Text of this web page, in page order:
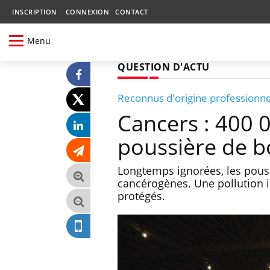
INSCRIPTION CONNEXION CONTACT
Menu
QUESTION D'ACTU
Reconnus d'origine
Cancers : 400
poussière de
Longtemps ignorées, les
cancérogènes. Une
protégés.